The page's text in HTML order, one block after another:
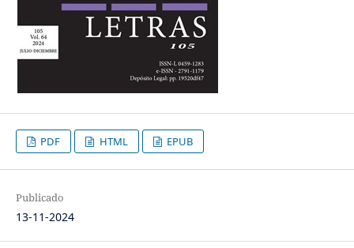
PDF HTML EPUB
Publicado
13-11-2024